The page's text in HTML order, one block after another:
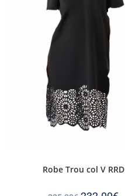
Robe Trou col V RRD